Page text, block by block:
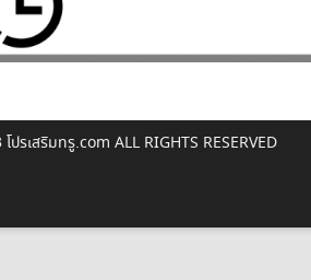
ปรเสริมทรู.com ALL RIGHTS RESERVED